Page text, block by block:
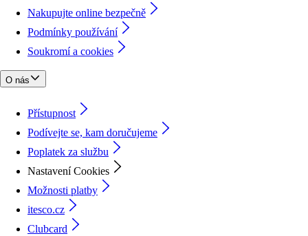
Nakupujte online bezpečně
Podmínky používání
Soukromí a cookies
O nás
Přístupnost
Podívejte se, kam doručujeme
Poplatek za službu
Nastavení Cookies
Možnosti platby
itesco.cz
Clubcard